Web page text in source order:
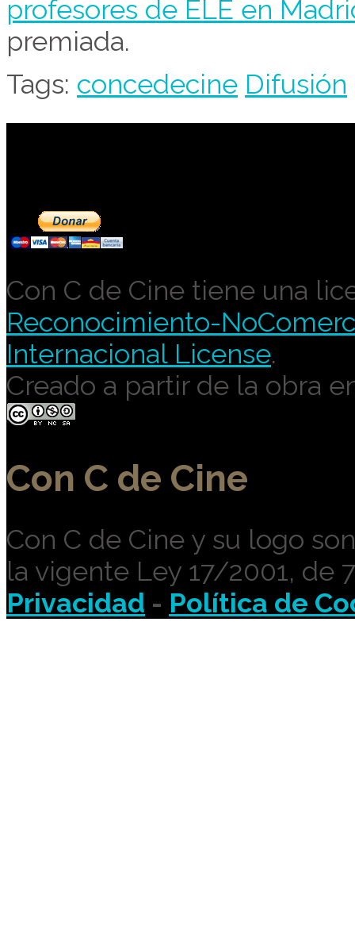
profesores de ELE en
premiada.
Tags: concedecine Difusión
Con C de Cine tiene una
Reconocimiento-
Internacional License.
Creado a partir de la obra
Con C de Cine
Con C de Cine y su logo
la vigente Ley 17/2001, de
Privacidad - Política de